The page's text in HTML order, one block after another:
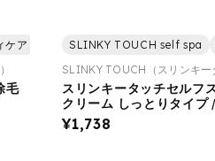
ケア
除毛
毛
SLINKY TOUCH self spa
SLINKY TOUCH（スリンキー
スリンキータッチセルフ
クリーム しっとりタイプ
べタイプ 大容量（200g）
¥1,738